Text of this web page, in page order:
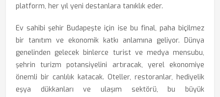
platform, her yıl yeni destanlara tanıklık eder.
Ev sahibi şehir Budapeşte için ise bu final, paha biçilmez
bir tanıtım ve ekonomik katkı anlamına geliyor. Dünya
genelinden gelecek binlerce turist ve medya mensubu,
şehrin turizm potansiyelini artıracak, yerel ekonomiye
önemli bir canlılık katacak. Oteller, restoranlar, hediyelik
eşya dükkanları ve ulaşım sektörü, bu büyük